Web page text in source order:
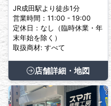
JR成田駅より徒歩1分
営業時間：11:00 - 19:00
定休日：なし（臨時休業・年
末年始を除く）
取扱商材: すべて
店舗詳細・地図